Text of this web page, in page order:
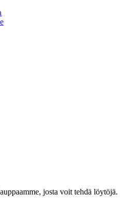
josta voit tehdä löytöjä.